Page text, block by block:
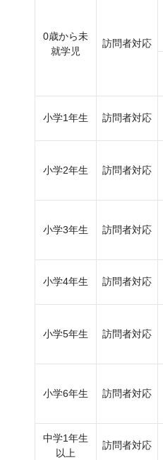
0歳から未
就学児
訪問者対応
小学1年生 訪問者対応
小学2年生 訪問者対応
小学3年生 訪問者対応
小学4年生 訪問者対応
小学5年生 訪問者対応
小学6年生 訪問者対応
中学1年生
以上
訪問者対応